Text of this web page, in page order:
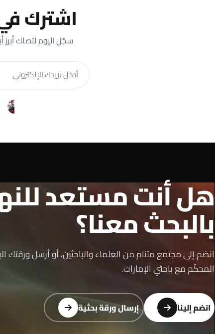
اشترك في
سجّل اليوم لتصلك أبرز
هل أنت مستعد
بالبحث معنا؟
انضم إلى مجتمع متنامٍ من العلماء والباحثين، أو أرسل ورقتك
المحكّم مع باحثي الإمارات.
انضم إلينا إرسال ورقة بحثية